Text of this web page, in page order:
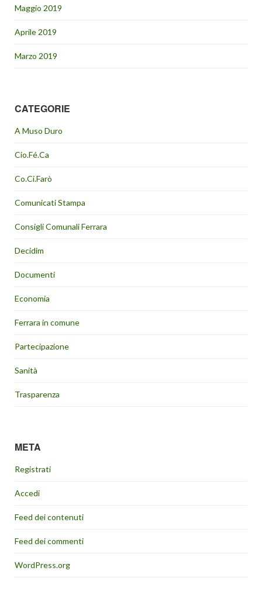
Maggio 2019
Aprile 2019
Marzo 2019
CATEGORIE
A Muso Duro
Cio.Fé.Ca
Co.Ci.Farò
Comunicati Stampa
Consigli Comunali Ferrara
Decidim
Documenti
Economia
Ferrara in comune
Partecipazione
Sanità
Trasparenza
META
Registrati
Accedi
Feed dei contenuti
Feed dei commenti
WordPress.org